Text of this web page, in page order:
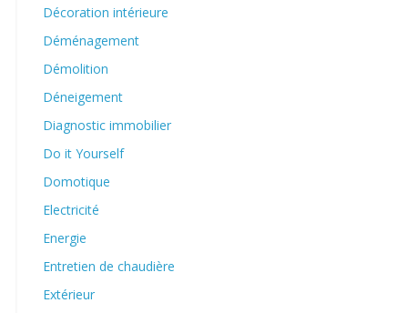
Décoration intérieure
Déménagement
Démolition
Déneigement
Diagnostic immobilier
Do it Yourself
Domotique
Electricité
Energie
Entretien de chaudière
Extérieur